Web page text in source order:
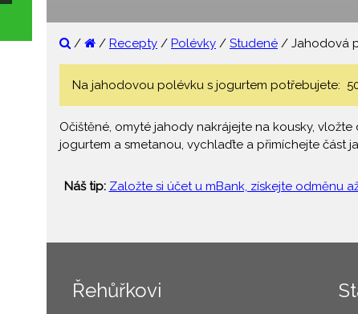
/ / Recepty / Polévky / Studené / Jahodová
Na jahodovou polévku s jogurtem potřebujete:
Očištěné, omyté jahody nakrájejte na kousky,
jogurtem a smetanou, vychlaďte a přimíchejte část
Náš tip: Založte si účet u mBank, získejte odměnu
Řehůřkovi